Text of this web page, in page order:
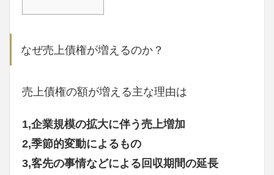
なぜ売上債権が増えるのか？
売上債権の額が増える主な理由は
1,企業規模の拡大に伴う売上増加
2,季節的変動によるもの
3,客先の事情などによる回収期間の延長